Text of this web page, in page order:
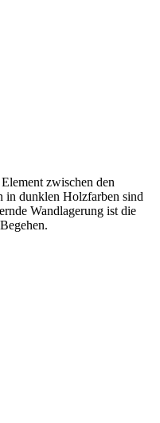
zwischen den
in dunklen Holzfarben sind
Wandlagerung ist die